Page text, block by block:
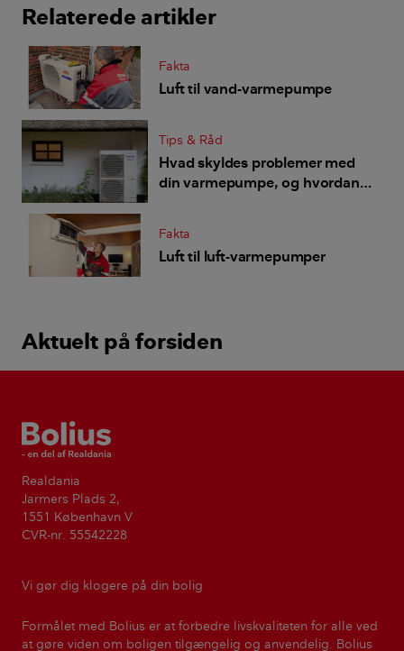
Relaterede artikler
Fakta
Luft til vand-varmepumpe
Tips & Råd
Hvad skyldes problemer med
din varmepumpe, og hvordan
Fakta
Luft til luft-varmepumper
Aktuelt på forsiden
Bolius
Realdania
Jarmers Plads 2,
1551 København V
CVR-nr. 55542228
Vi gør dig klogere på din bolig
Formålet med Bolius er at forbedre livskvaliteten for alle ved
at gøre viden om boligen tilgængelig og anvendelig. Bolius